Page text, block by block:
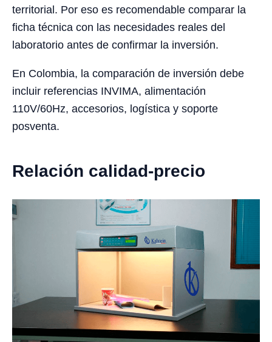
territorial. Por eso es recomendable comparar la
ficha técnica con las necesidades reales del
laboratorio antes de confirmar la inversión.
En Colombia, la comparación de inversión debe
incluir referencias INVIMA, alimentación
110V/60Hz, accesorios, logística y soporte
posventa.
Relación calidad-precio